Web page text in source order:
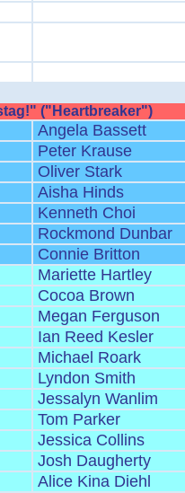
("Heartbreaker")
Angela Bassett
Peter Krause
Oliver Stark
Aisha Hinds
Kenneth Choi
Rockmond Dunbar
Connie Britton
Mariette Hartley
Cocoa Brown
Megan Ferguson
Ian Reed Kesler
Michael Roark
Lyndon Smith
Jessalyn Wanlim
Tom Parker
Jessica Collins
Josh Daugherty
Alice Kina Diehl